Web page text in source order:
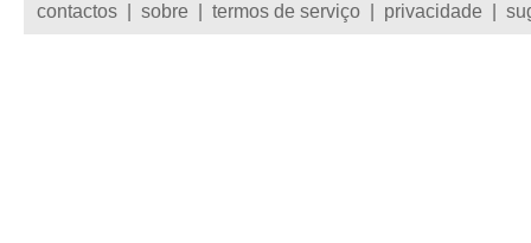
contactos sobre termos de serviço privacidade